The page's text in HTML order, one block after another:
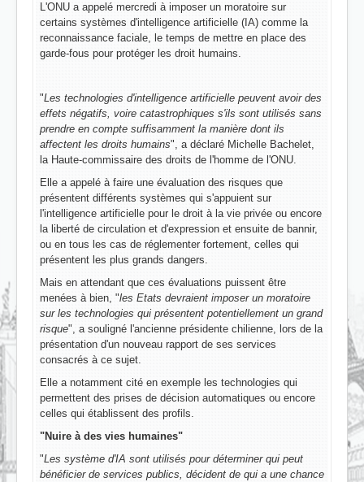
L'ONU a appelé mercredi à imposer un moratoire sur
certains systèmes d'intelligence artificielle (IA) comme la
reconnaissance faciale, le temps de mettre en place des
garde-fous pour protéger les droit humains.
"Les technologies d'intelligence artificielle peuvent avoir des
effets négatifs, voire catastrophiques s'ils sont utilisés sans
prendre en compte suffisamment la manière dont ils
affectent les droits humains", a déclaré Michelle Bachelet,
la Haute-commissaire des droits de l'homme de l'ONU.
Elle a appelé à faire une évaluation des risques que
présentent différents systèmes qui s'appuient sur
l'intelligence artificielle pour le droit à la vie privée ou encore
la liberté de circulation et d'expression et ensuite de bannir,
ou en tous les cas de réglementer fortement, celles qui
présentent les plus grands dangers.
Mais en attendant que ces évaluations puissent être
menées à bien, "les Etats devraient imposer un moratoire
sur les technologies qui présentent potentiellement un grand
risque", a souligné l'ancienne présidente chilienne, lors de la
présentation d'un nouveau rapport de ses services
consacrés à ce sujet.
Elle a notamment cité en exemple les technologies qui
permettent des prises de décision automatiques ou encore
celles qui établissent des profils.
"Nuire à des vies humaines"
"Les système d'IA sont utilisés pour déterminer qui peut
bénéficier de services publics, décident de qui a une chance